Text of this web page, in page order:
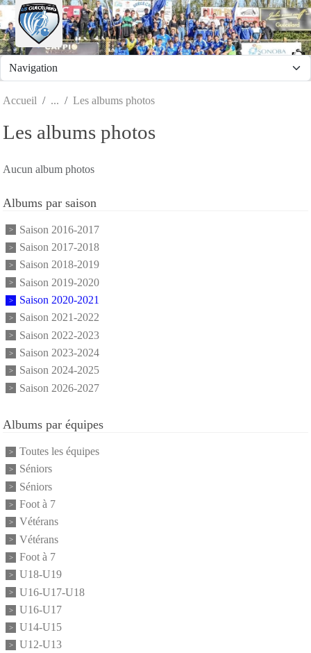
Accueil Les albums photos
Les albums photos
Aucun album photos
Albums par saison
Saison 2016-2017
Saison 2017-2018
Saison 2018-2019
Saison 2019-2020
Saison 2020-2021
Saison 2021-2022
Saison 2022-2023
Saison 2023-2024
Saison 2024-2025
Saison 2026-2027
Albums par équipes
Toutes les équipes
Séniors
Séniors
Foot à 7
Vétérans
Vétérans
Foot à 7
U18-U19
U16-U17-U18
U16-U17
U14-U15
U12-U13
Panneau de gestion des cookies